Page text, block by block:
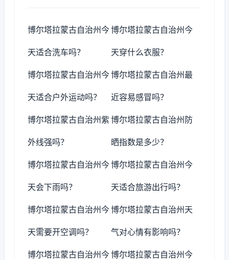
博尔塔拉蒙古自治州今
天适合洗车吗？
博尔塔拉蒙古自治州今
天穿什么衣服？
博尔塔拉蒙古自治州今
天适合户外运动吗？
博尔塔拉蒙古自治州最
近容易感冒吗？
博尔塔拉蒙古自治州紫
外线强吗？
博尔塔拉蒙古自治州防
晒指数是多少？
博尔塔拉蒙古自治州今
天会下雨吗？
博尔塔拉蒙古自治州今
天适合旅游出行吗？
博尔塔拉蒙古自治州今
天需要开空调吗？
博尔塔拉蒙古自治州天
气对心情有影响吗？
博尔塔拉蒙古自治州今博尔塔拉蒙古自治州今